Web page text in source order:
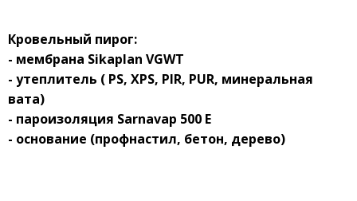
Кровельный пирог:
- мембрана Sikaplan VGWT
- утеплитель ( PS, XPS, PIR, PUR, минеральная
вата)
- пароизоляция Sarnavap 500 E
- основание (профнастил, бетон, дерево)